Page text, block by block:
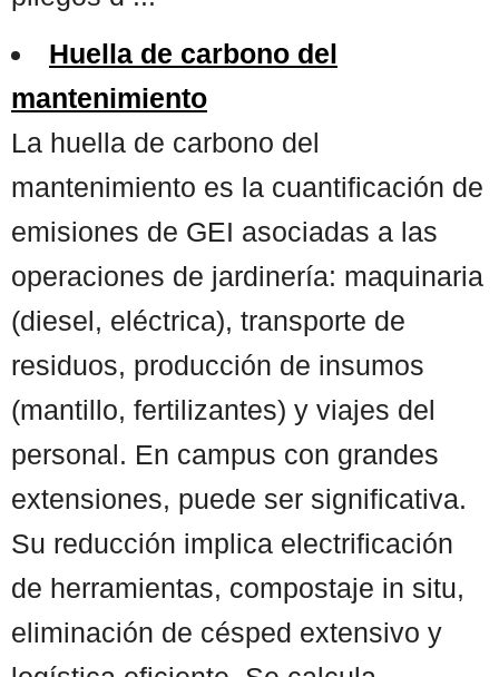
Huella de carbono del
mantenimiento
La huella de carbono del
mantenimiento es la cuantificación de
emisiones de GEI asociadas a las
operaciones de jardinería: maquinaria
(diesel, eléctrica), transporte de
residuos, producción de insumos
(mantillo, fertilizantes) y viajes del
personal. En campus con grandes
extensiones, puede ser significativa.
Su reducción implica electrificación
de herramientas, compostaje in situ,
eliminación de césped extensivo y